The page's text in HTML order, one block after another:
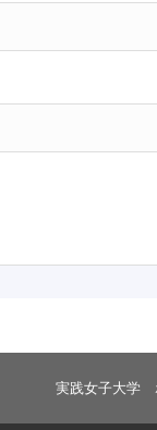
実践女子大学